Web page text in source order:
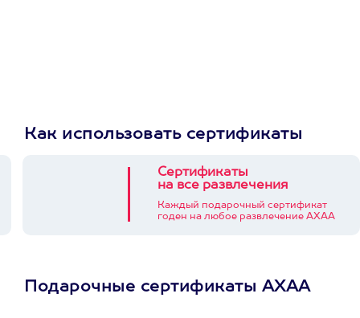
Как использовать сертификаты
Сертификаты
на все развлечения
Каждый подарочный сертификат
годен на любое развлечение АХАА
Подарочные сертификаты АХАА